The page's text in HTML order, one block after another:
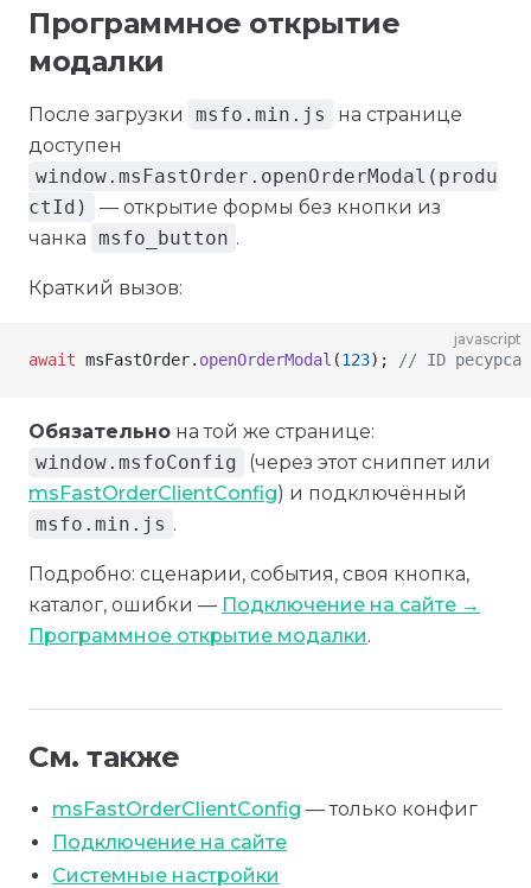
Программное открытие
модалки
После загрузки msfo.min.js
на странице
доступен
window.msFastOrder.openOrderModal(produ
ctId)
— открытие формы без кнопки из
чанка msfo_button .
Краткий вызов:
javascript
await msFastOrder. openOrderModal (123); // ID ресурса
Обязательно на той же странице:
window.msfoConfig
(через этот сниппет или
msFastOrderClientConfig) и подключённый
msfo.min.js .
Подробно: сценарии, события, своя кнопка,
каталог, ошибки — Подключение на сайте →
Программное открытие модалки.
См. также
msFastOrderClientConfig — только конфиг
Подключение на сайте
Системные настройки